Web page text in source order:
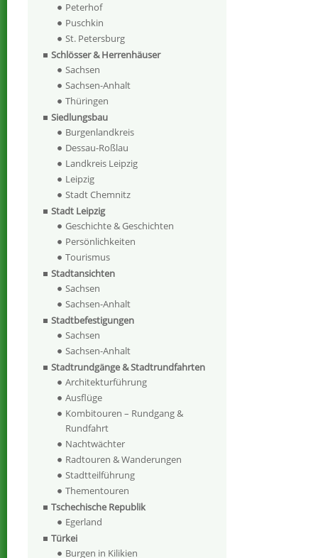
Peterhof
Puschkin
St. Petersburg
Schlösser & Herrenhäuser
Sachsen
Sachsen-Anhalt
Thüringen
Siedlungsbau
Burgenlandkreis
Dessau-Roßlau
Landkreis Leipzig
Leipzig
Stadt Chemnitz
Stadt Leipzig
Geschichte & Geschichten
Persönlichkeiten
Tourismus
Stadtansichten
Sachsen
Sachsen-Anhalt
Stadtbefestigungen
Sachsen
Sachsen-Anhalt
Stadtrundgänge & Stadtrundfahrten
Architekturführung
Ausflüge
Kombitouren – Rundgang &
Rundfahrt
Nachtwächter
Radtouren & Wanderungen
Stadtteilführung
Thementouren
Tschechische Republik
Egerland
Türkei
Burgen in Kilikien